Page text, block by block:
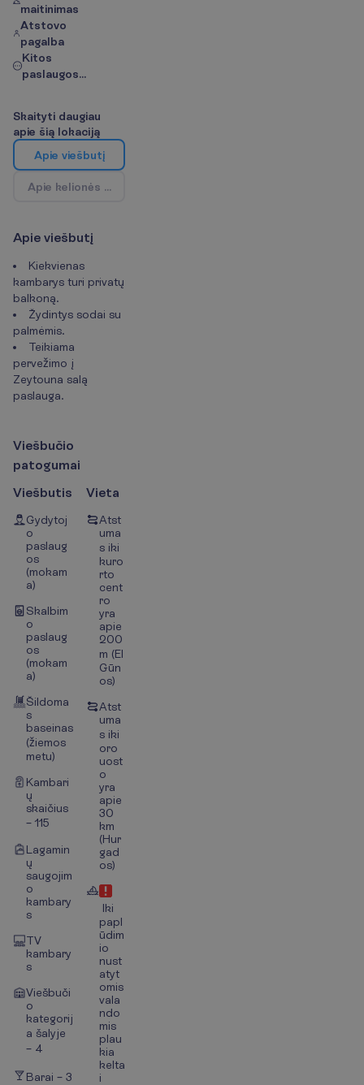
maitinimas
Atstovo
pagalba
Kitos
paslaugos...
Skaityti daugiau
apie šią lokaciją
Apie viešbutį
Apie kelionės kr
Apie viešbutį
Kiekvienas
kambarys turi privatų
balkoną.
Žydintys sodai su
palmėmis.
Teikiama
pervežimo į
Zeytouna salą
paslauga.
Viešbučio
patogumai
Viešbutis
Gydytoj
o
paslaug
os
(mokam
a)
Skalbim
o
paslaug
os
(mokam
a)
Šildoma
s
baseinas
(žiemos
metu)
Kambari
ų
skaičius
– 115
Lagamin
ų
saugojim
o
kambary
s
TV
kambary
s
Viešbuči
o
kategorij
a šalyje
– 4
Barai – 3
Vieta
Atst
uma
s iki
kuro
rto
cent
ro
yra
apie
200
m (El
Gūn
os)
Atst
uma
s iki
oro
uost
o
yra
apie
30
km
(Hur
gad
os)
Iki
papl
ūdim
io
nust
atyt
omis
vala
ndo
mis
plau
kia
kelta
i